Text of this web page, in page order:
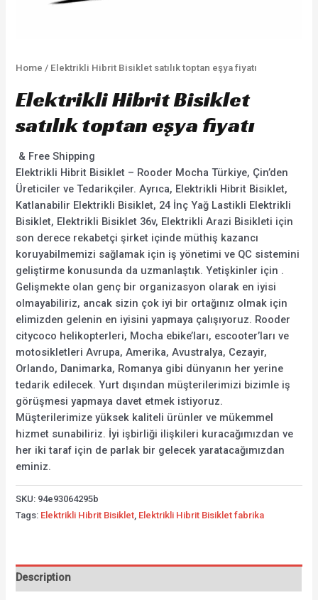
Home / Elektrikli Hibrit Bisiklet satılık toptan eşya fiyatı
Elektrikli Hibrit Bisiklet
satılık toptan eşya fiyatı
& Free Shipping
Elektrikli Hibrit Bisiklet – Rooder Mocha Türkiye, Çin’den
Üreticiler ve Tedarikçiler. Ayrıca, Elektrikli Hibrit Bisiklet,
Katlanabilir Elektrikli Bisiklet, 24 İnç Yağ Lastikli Elektrikli
Bisiklet, Elektrikli Bisiklet 36v, Elektrikli Arazi Bisikleti için
son derece rekabetçi şirket içinde müthiş kazancı
koruyabilmemizi sağlamak için iş yönetimi ve QC sistemini
geliştirme konusunda da uzmanlaştık. Yetişkinler için .
Gelişmekte olan genç bir organizasyon olarak en iyisi
olmayabiliriz, ancak sizin çok iyi bir ortağınız olmak için
elimizden gelenin en iyisini yapmaya çalışıyoruz. Rooder
citycoco helikopterleri, Mocha ebike’ları, escooter’ları ve
motosikletleri Avrupa, Amerika, Avustralya, Cezayir,
Orlando, Danimarka, Romanya gibi dünyanın her yerine
tedarik edilecek. Yurt dışından müşterilerimizi bizimle iş
görüşmesi yapmaya davet etmek istiyoruz.
Müşterilerimize yüksek kaliteli ürünler ve mükemmel
hizmet sunabiliriz. İyi işbirliği ilişkileri kuracağımızdan ve
her iki taraf için de parlak bir gelecek yaratacağımızdan
eminiz.
SKU: 94e93064295b
Tags: Elektrikli Hibrit Bisiklet Elektrikli Hibrit Bisiklet fabrika
Description